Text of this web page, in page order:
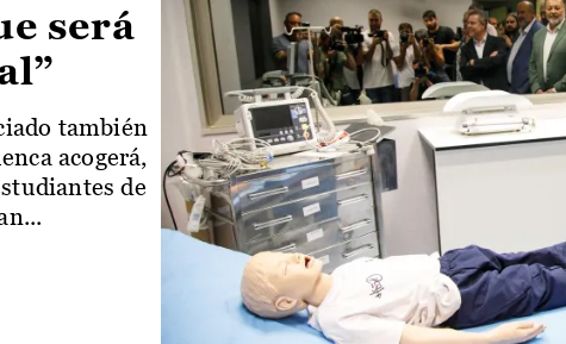
será
también
acogerá,
de